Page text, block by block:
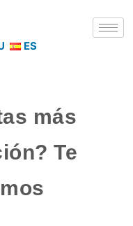
ES
más
Te